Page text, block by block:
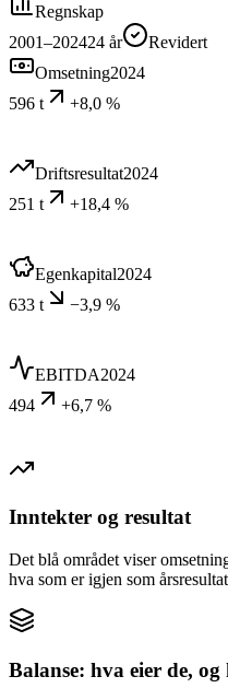
Regnskap
2001–202424 år
Revidert
Omsetning2024
596 t
+8,0 %
Driftsresultat2024
251 t
+18,4 %
Egenkapital2024
633 t
−3,9 %
EBITDA2024
494
+6,7 %
Inntekter og resultat
Det blå området viser
hva som er igjen som
Balanse: hva eier de,